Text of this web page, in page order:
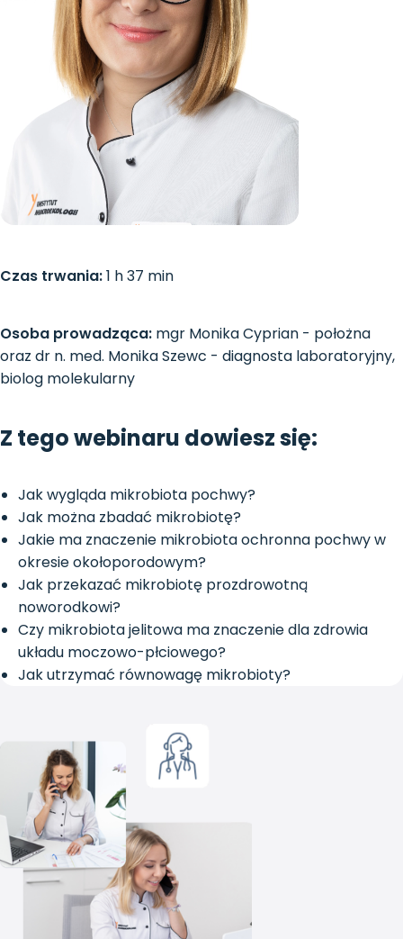
Czas trwania:1 h 37 min
Osoba prowadząca: mgr Monika Cyprian - położna
oraz dr n. med. Monika Szewc - diagnosta laboratoryjny,
biolog molekularny
Z tego webinaru dowiesz się:
Jak wygląda mikrobiota pochwy?
Jak można zbadać mikrobiotę?
Jakie ma znaczenie mikrobiota ochronna pochwy w
okresie okołoporodowym?
Jak przekazać mikrobiotę prozdrowotną
noworodkowi?
Czy mikrobiota jelitowa ma znaczenie dla zdrowia
układu moczowo-płciowego?
Jak utrzymać równowagę mikrobioty?